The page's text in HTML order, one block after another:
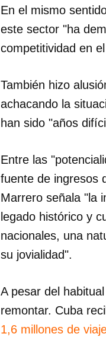
En el mismo
este sector "ha
competitividad en
También hizo
achacando la
han sido "años
Entre las
fuente de ingresos
Marrero señala "la
legado histórico y
nacionales, una
su jovialidad".
A pesar del
remontar. Cuba
1,6 millones de